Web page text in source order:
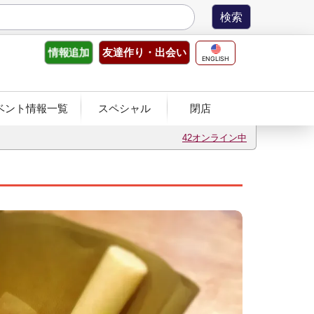
ENGLISH
友達作り ・出会い
情報追加
ント情報一覧 スペシャル 閉店
42オンライン中